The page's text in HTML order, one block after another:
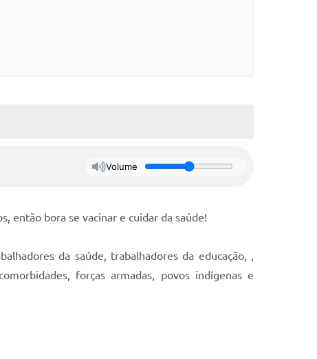
Volume
então bora se vacinar e cuidar da saúde!
da saúde, trabalhadores da educação, ,
forças armadas, povos indígenas e